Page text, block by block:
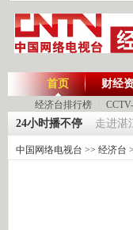
首页
经济台排行榜
财经
24小时播不停
有道]大集大利 走进湛江
中国网络电视台 >> 经济台